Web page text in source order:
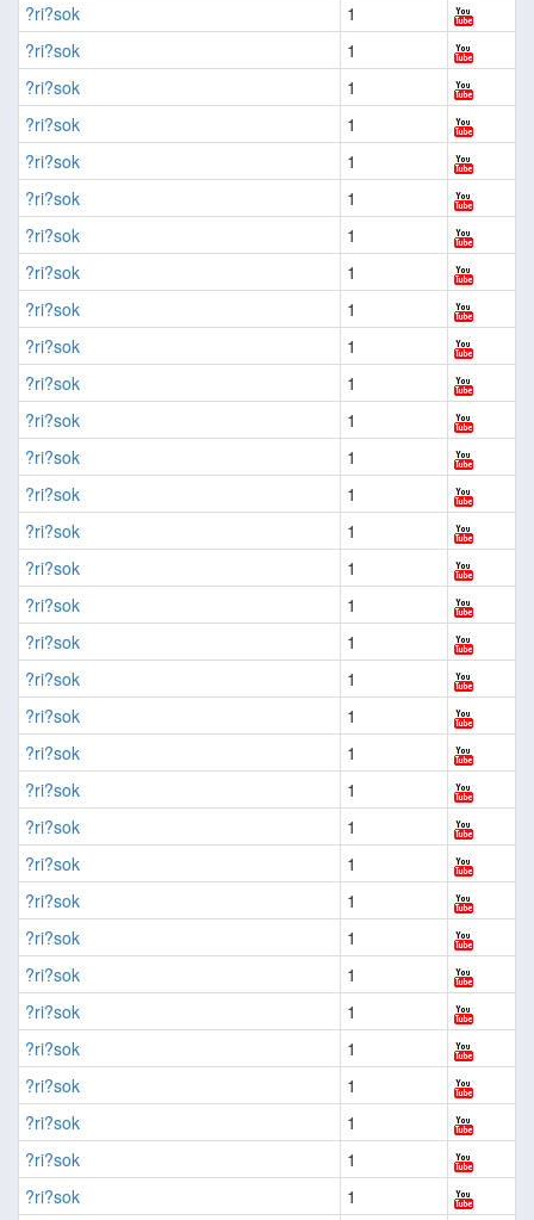
?ri?sok
1
?ri?sok
1
?ri?sok
1
?ri?sok
1
?ri?sok
1
?ri?sok
1
?ri?sok
1
?ri?sok
1
?ri?sok
1
?ri?sok
1
?ri?sok
1
?ri?sok
1
?ri?sok
1
?ri?sok
1
?ri?sok
1
?ri?sok
1
?ri?sok
1
?ri?sok
1
?ri?sok
1
?ri?sok
1
?ri?sok
1
?ri?sok
1
?ri?sok
1
?ri?sok
1
?ri?sok
1
?ri?sok
1
?ri?sok
1
?ri?sok
1
?ri?sok
1
?ri?sok
1
?ri?sok
1
?ri?sok
1
?ri?sok
1